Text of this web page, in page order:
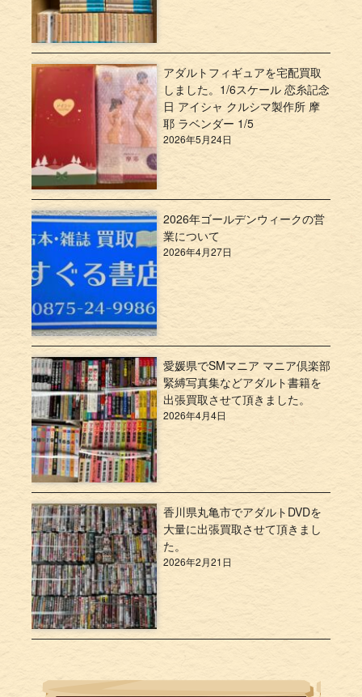
アダルトフィギュアを宅配買取
しました。1/6スケール 恋糸記念
日 アイシャ クルシマ製作所 摩
耶 ラベンダー 1/5
2026年5月24日
2026年ゴールデンウィークの営
業について
2026年4月27日
愛媛県でSMマニア マニア倶楽部
緊縛写真集などアダルト書籍を
出張買取させて頂きました。
2026年4月4日
香川県丸亀市でアダルトDVDを
大量に出張買取させて頂きまし
た。
2026年2月21日